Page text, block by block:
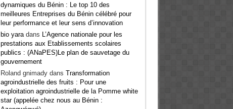
dynamiques du Bénin : Le top 10 des
meilleures Entreprises du Bénin célébré pour
leur performance et leur sens d’innovation
bio yaradans L’Agence nationale pour les
prestations aux Etablissements scolaires
publics : (ANaPES)Le plan de sauvetage du
gouvernement
Roland gnimadydans Transformation
agroindustrielle des fruits : Pour une
exploitation agroindustrielle de la Pomme white
star (appelée chez nous au Bénin :